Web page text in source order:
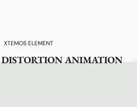
XTEMOS ELEMENT
ANIMATION